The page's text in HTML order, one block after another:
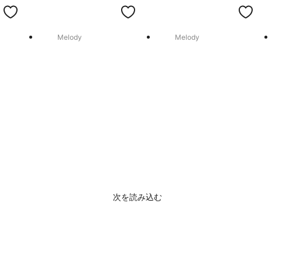
Melody Melody
次を読み込む